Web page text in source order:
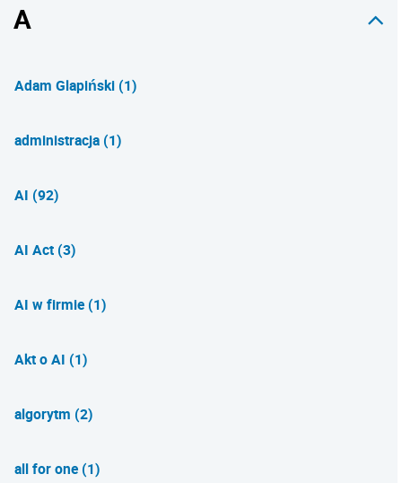
A
Adam Glapiński (1)
administracja (1)
AI (92)
AI Act (3)
AI w firmie (1)
Akt o AI (1)
algorytm (2)
all for one (1)